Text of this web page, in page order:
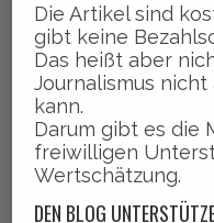
Die Artikel sind
gibt keine
Das heißt aber
Journalismus
kann.
Darum gibt es die
freiwilligen
Wertschätzung.
DEN BLOG